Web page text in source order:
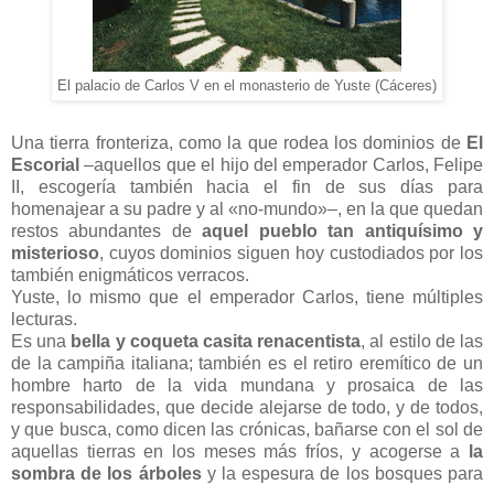
El palacio de Carlos V en el monasterio de Yuste (Cáceres)
Una tierra fronteriza, como la que rodea los dominios de El
Escorial ‒aquellos que el hijo del emperador Carlos, Felipe
II, escogería también hacia el fin de sus días para
homenajear a su padre y al «no-mundo»‒, en la que quedan
restos abundantes deaquel pueblo tan antiquísimo y
misterioso, cuyos dominios siguen hoy custodiados por los
también enigmáticos verracos.
Yuste, lo mismo que el emperador Carlos, tiene múltiples
lecturas.
Es una bella y coqueta casita renacentista, al estilo de las
de la campiña italiana; también es el retiro eremítico de un
hombre harto de la vida mundana y prosaica de las
responsabilidades, que decide alejarse de todo, y de todos,
y que busca, como dicen las crónicas, bañarse con el sol de
aquellas tierras en los meses más fríos, y acogerse a
la
sombra de los árbolesy la espesura de los bosques para